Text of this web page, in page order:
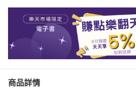
商品詳情